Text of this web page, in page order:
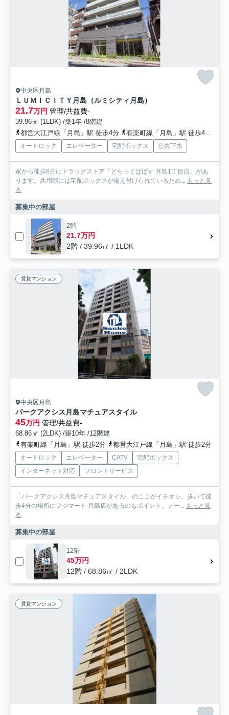
中央区月島
ＬＵＭＩＣＩＴＹ月島（ルミシティ月島）
21.7万円 管理/共益費-
39.96㎡ (1LDK) /築1年 /8階建
都営大江戸線「月島」駅 徒歩4分
有楽町線「月島」駅 徒歩4分
オートロック エレベーター 宅配ボックス 公共下水
家から徒歩6分にドラッグストア「どらっぐぱぱす 月島1丁目店」があ
ります。共用部には宅配ボックスが備え付けられているため... もっと見
る
募集中の部屋
2階
21.7万円
2階 / 39.96㎡ / 1LDK
賃貸マンション
中央区月島
パークアクシス月島マチュアスタイル
45万円 管理/共益費-
68.86㎡ (2LDK) /築10年 /12階建
有楽町線「月島」駅 徒歩2分
都営大江戸線「月島」駅 徒歩2分
オートロック エレベーター CATV
宅配ボックス
インターネット対応
フロントサービス
「パークアクシス月島マチュアスタイル」のここがイチオシ。歩いて徒
歩4分の場所にフジマート 月島店があるのもポイント。ノー... もっと見
る
募集中の部屋
12階
45万円
12階 / 68.86㎡ / 2LDK
賃貸マンション